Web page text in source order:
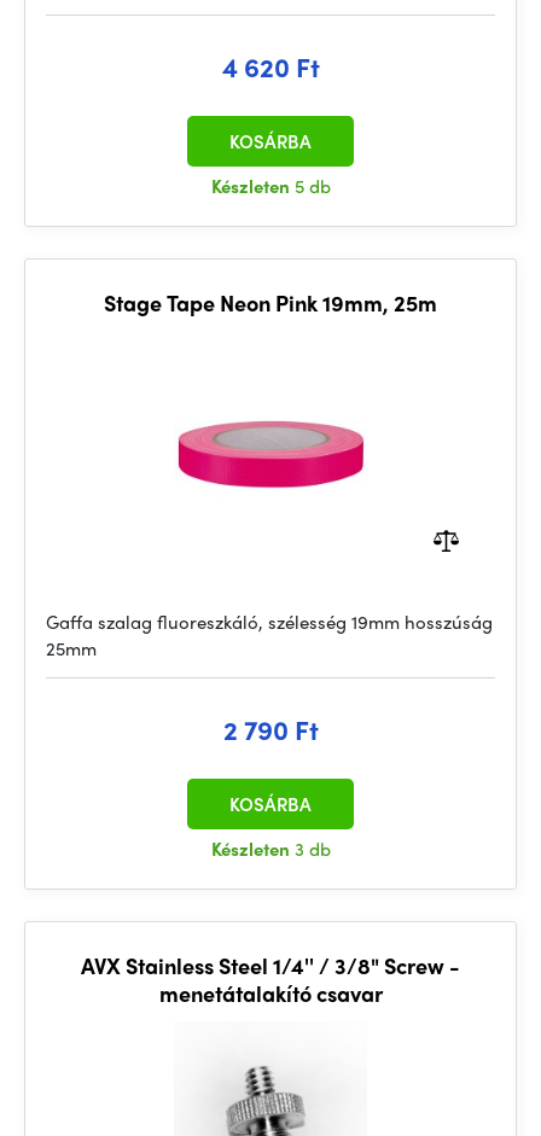
4 620 Ft
Készleten 5 db
KOSÁRBA
Stage Tape Neon Pink 19mm, 25m
Gaffa szalag fluoreszkáló, szélesség 19mm hosszúság
25mm
2 790 Ft
Készleten 3 db
KOSÁRBA
AVX Stainless Steel 1/4'' / 3/8" Screw -
menetátalakító csavar